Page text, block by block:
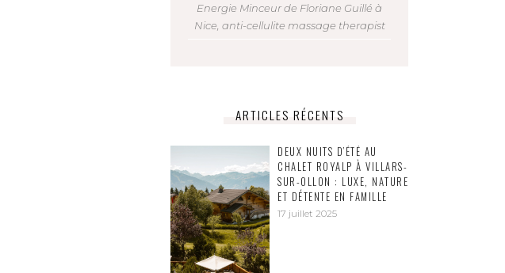
Energie Minceur de Floriane Guillé à
Nice, anti-cellulite massage therapist
ARTICLES RÉCENTS
DEUX NUITS D’ÉTÉ AU
CHALET ROYALP À VILLARS-
SUR-OLLON : LUXE, NATURE
ET DÉTENTE EN FAMILLE
17 juillet 2025